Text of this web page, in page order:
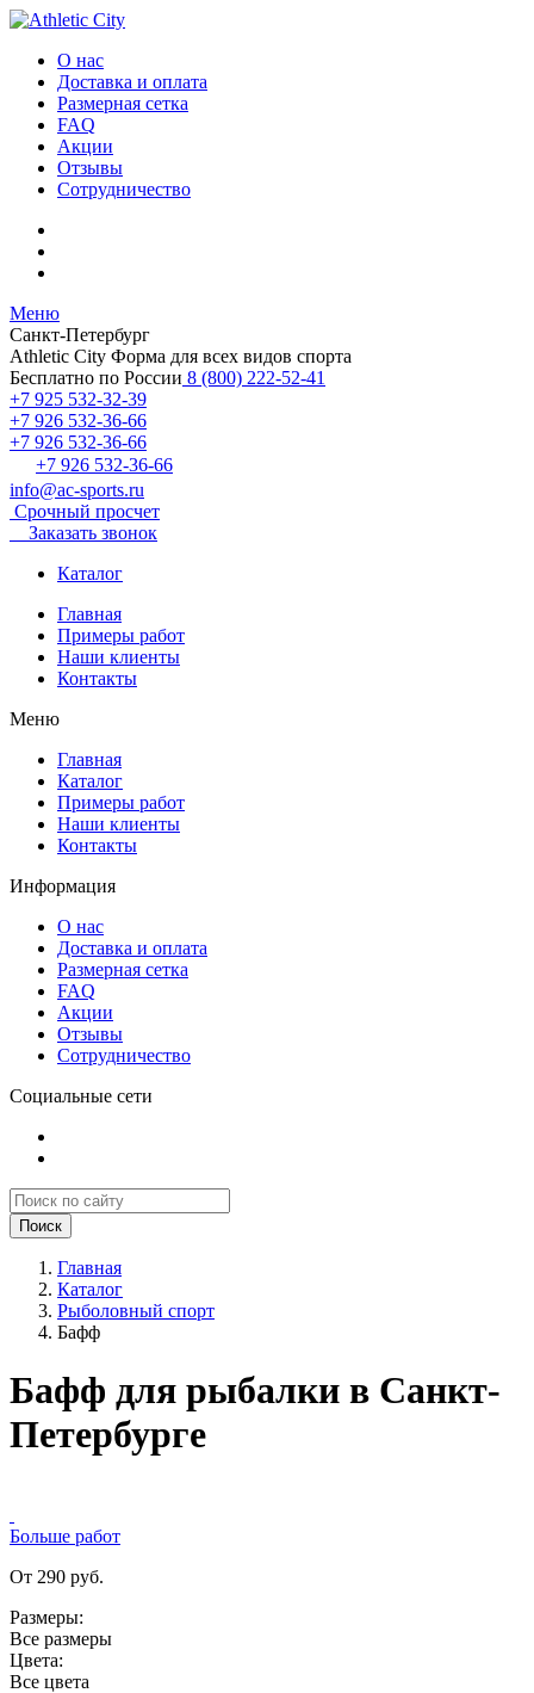
О нас
Доставка и оплата
Размерная сетка
FAQ
Акции
Отзывы
Сотрудничество
Меню
Санкт-Петербург
Athletic City Форма для всех видов спорта
Бесплатно по России 8 (800) 222-52-41
+7 925 532-32-39
+7 926 532-36-66
+7 926 532-36-66
+7 926 532-36-66
info@ac-sports.ru
Срочный просчет
Заказать звонок
Каталог
Главная
Примеры работ
Наши клиенты
Контакты
Меню
Главная
Каталог
Примеры работ
Наши клиенты
Контакты
Информация
О нас
Доставка и оплата
Размерная сетка
FAQ
Акции
Отзывы
Сотрудничество
Социальные сети
Поиск
Главная
Каталог
Рыболовный спорт
Бафф
Бафф для рыбалки в Санкт-
Петербурге
Больше работ
От 290 руб.
Размеры:
Все размеры
Цвета:
Все цвета